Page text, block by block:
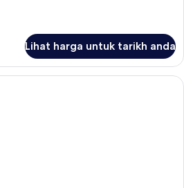
Lihat harga untuk tarikh anda
Superior Twin Room | Meja, ruang